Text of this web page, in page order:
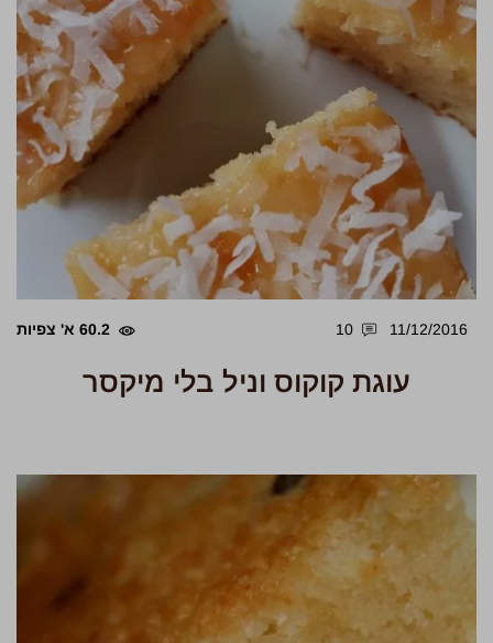
11/12/2016
10 60.2 א' צפיות
עוגת קוקוס וניל בלי מיקסר